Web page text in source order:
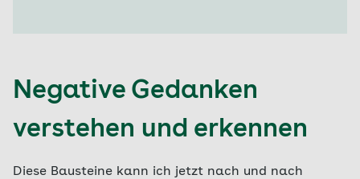
Negative Gedanken
verstehen und erkennen
Diese Bausteine kann ich jetzt nach und nach